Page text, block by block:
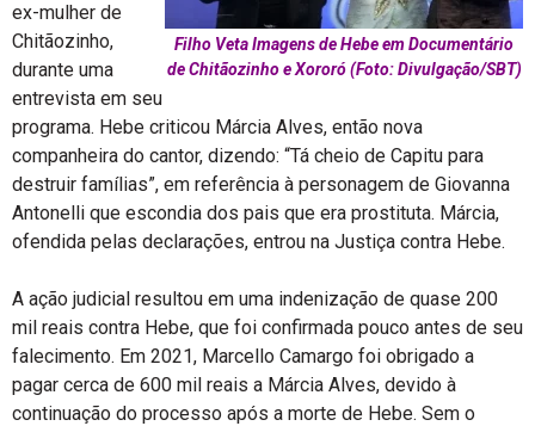
Filho Veta Imagens de Hebe em Documentário
de Chitãozinho e Xororó (Foto: Divulgação/SBT)
ex-mulher de
Chitãozinho,
durante uma
entrevista em seu
programa. Hebe criticou Márcia Alves, então nova
companheira do cantor, dizendo: “Tá cheio de Capitu para
destruir famílias”, em referência à personagem de Giovanna
Antonelli que escondia dos pais que era prostituta. Márcia,
ofendida pelas declarações, entrou na Justiça contra Hebe.
A ação judicial resultou em uma indenização de quase 200
mil reais contra Hebe, que foi confirmada pouco antes de seu
falecimento. Em 2021, Marcello Camargo foi obrigado a
pagar cerca de 600 mil reais a Márcia Alves, devido à
continuação do processo após a morte de Hebe. Sem o